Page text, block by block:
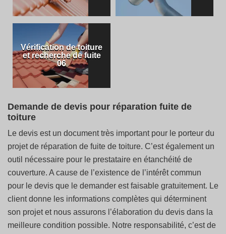
Vérification de toiture
et recherche de fuite
06
Demande de devis pour réparation fuite de
toiture
Le devis est un document très important pour le porteur du
projet de réparation de fuite de toiture. C’est également un
outil nécessaire pour le prestataire en étanchéité de
couverture. A cause de l’existence de l’intérêt commun
pour le devis que le demander est faisable gratuitement. Le
client donne les informations complètes qui déterminent
son projet et nous assurons l’élaboration du devis dans la
meilleure condition possible. Notre responsabilité, c’est de